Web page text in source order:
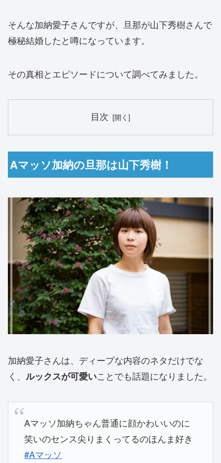
そんな加納愛子さんですが、旦那が山下秀樹さんで
極秘結婚したと噂になっています。
その真相とエピソードについて調べてみました。
目次
Aマッソ加納の旦那は山下秀樹！
加納愛子さんは、ディープな内容のネタだけでな
く、 ルックスが可愛いことでも話題になりました。
Aマッソ加納ちゃん普通に顔かわいいのに
笑いのセンス尖りまくってるのほんま好き
#Aマッソ